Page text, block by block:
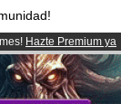
Hazte Premium ya
y Mangas!.
!.